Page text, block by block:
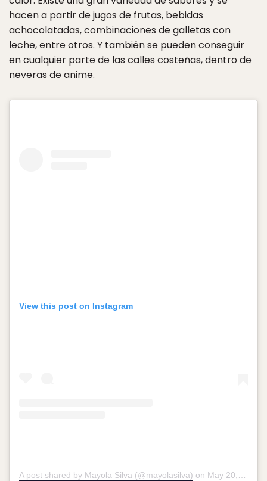
hacen a partir de jugos de frutas, bebidas
achocolatadas, combinaciones de galletas con
leche, entre otros. Y también se pueden conseguir
en cualquier parte de las calles costeñas, dentro de
neveras de anime.
View this post on Instagram
A post shared by Mayola Silva (@mayolasilva) on May 20, 2016 at 8:02pm PDT